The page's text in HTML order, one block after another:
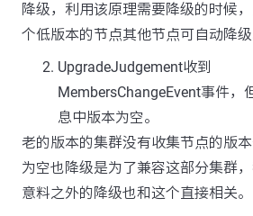
降级，利用该原理需要降级的时候
个低版本的节点其他节点可自动降级
UpgradeJudgement收到
MembersChangeEvent事件，
息中版本为空。
老的版本的集群没有收集节点的版
为空也降级是为了兼容这部分集群
意料之外的降级也和这个直接相关。